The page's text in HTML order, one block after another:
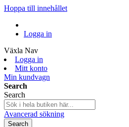
Hoppa till innehållet
Logga in
Växla Nav
Logga in
Mitt konto
Min kundvagn
Search
Search
Avancerad sökning
Search